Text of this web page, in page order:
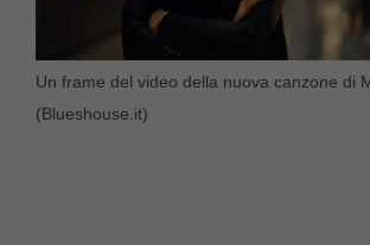
Un frame del video della nuova canzone di
(Blueshouse.it)